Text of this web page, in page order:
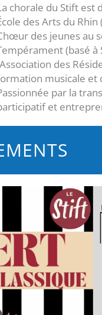
chorale du Stift est
des Arts du
des jeunes au
(basé à
des
musicale et
par la
et